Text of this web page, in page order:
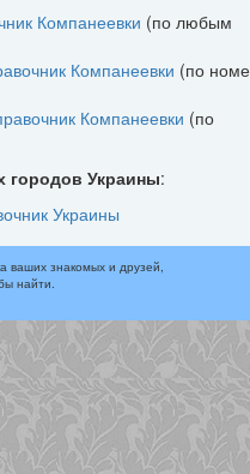
Компанеевки (по любым
Компанеевки (по
Компанеевки (по
городов Украины:
Украины
ваших знакомых и друзей,
найти.